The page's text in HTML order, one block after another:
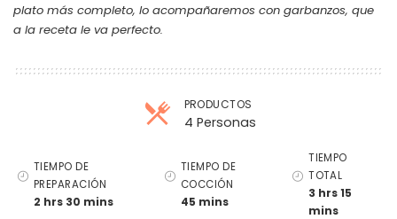
plato más completo, lo acompañaremos con garbanzos, que
a la receta le va perfecto.
PRODUCTOS
4 PersonasRaciones
TIEMPO DE
PREPARACIÓN
2 hrs 30 mins
TIEMPO DE
COCCIÓN
45 mins
TIEMPO
TOTAL
3 hrs 15
mins